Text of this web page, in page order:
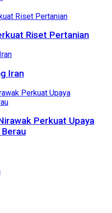
Riset Pertanian
Iran
Perkuat Upaya